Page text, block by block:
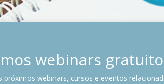
webinars
próximos webinars, cursos e eventos